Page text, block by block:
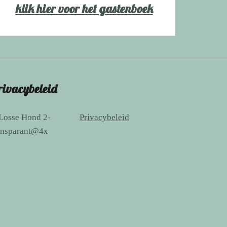
klik hier voor het gastenboek
Privacybeleid